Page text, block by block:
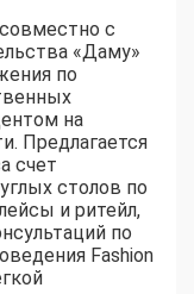
с
«Даму»
по
на
Предлагается
счет
столов по
и ритейл,
по
Fashion